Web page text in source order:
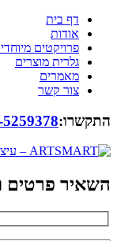
דף בית
אודות
פרויקטים
גלרית מוצרים
מאמרים
צור קשר
התקשרו:
השאיר פרטים